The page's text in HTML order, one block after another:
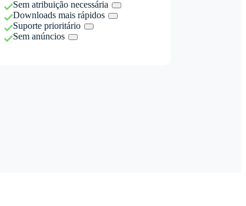
Sem atribuição necessária
Downloads mais rápidos
Suporte prioritário
Sem anúncios